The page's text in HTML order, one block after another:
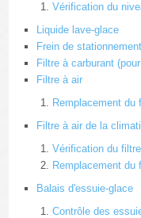
Vérification du
Liquide lave-glace
Frein de
Filtre à carburant
Filtre à air
Remplacement du
Filtre à air de la
Vérification du filtre
Remplacement du
Balais d'essuie-glace
Contrôle des